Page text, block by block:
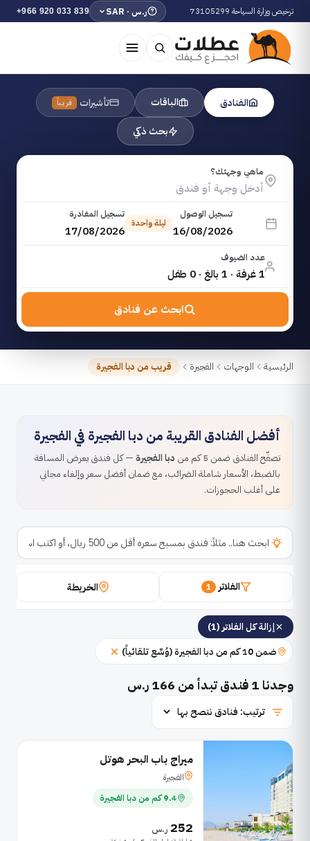
ترخيص وزارة السياحة 73105299 ر.س · SAR +966 920 033 839
الفنادق الباقات تأشيرات قريباً
بحث ذكي
ماهي وجهتك؟
تسجيل الوصول
16/08/2026
ليلة واحدة
تسجيل المغادرة
17/08/2026
عدد الضيوف
1 غرفة · 1 بالغ · 0 طفل
ابحث عن فنادق
الرئيسية الوجهات الفجيرة قريب من دبا الفجيرة
أفضل الفنادق القريبة من دبا الفجيرة في الفجيرة
تصفّح الفنادق ضمن 5 كم من دبا الفجيرة— كل فندق يعرض المسافة
بالضبط، الأسعار شاملة الضرائب، مع ضمان أفضل سعر وإلغاء مجاني
على أغلب الحجوزات.
الفلاتر 1 الخريطة
إزالة كل الفلاتر (1)
ضمن 10 كم من دبا الفجيرة (وُسِّع تلقائياً)
وجدنا 1فندق تبدأ من 166 ر.س
ميراج باب البحر هوتل
الفجيرة
9.4 كم من دبا الفجيرة
252 ر.س